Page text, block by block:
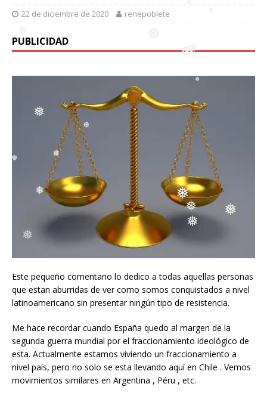
❅
❅
❅
❅
❅
❅
❅
❅
❅
❅
❅
22 de diciembre de 2020 renepoblete
PUBLICIDAD
Este pequeño comentario lo dedico a todas aquellas personas
que estan aburridas de ver como somos conquistados a nivel
latinoamericano sin presentar ningún tipo de resistencia.
Me hace recordar cuando España quedo al margen de la
segunda guerra mundial por el fraccionamiento ideológico de
esta. Actualmente estamos viviendo un fraccionamiento a
nivel país, pero no solo se esta llevando aquí en Chile . Vemos
movimientos similares en Argentina , Péru , etc.